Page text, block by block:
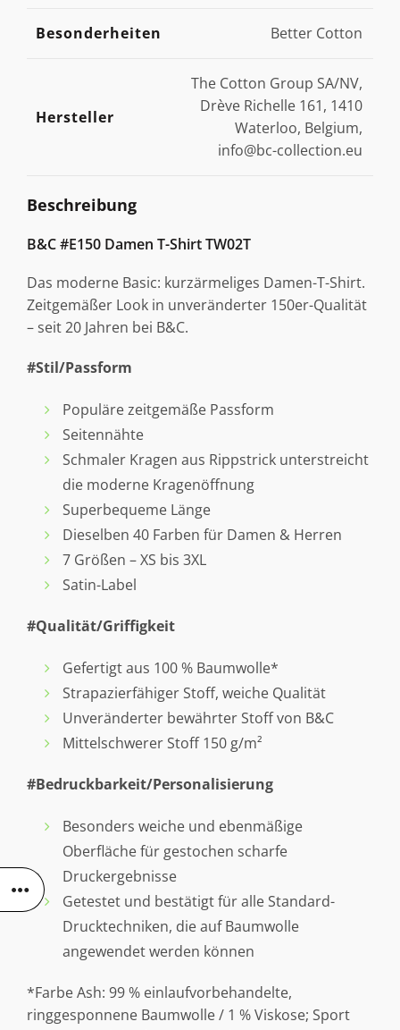
Besonderheiten Better Cotton
Hersteller
The Cotton Group SA/NV,
Drève Richelle 161, 1410
Waterloo, Belgium,
info@bc-collection.eu
Beschreibung
B&C #E150 Damen T-Shirt TW02T
Das moderne Basic: kurzärmeliges Damen-T-Shirt.
Zeitgemäßer Look in unveränderter 150er-Qualität
– seit 20 Jahren bei B&C.
#Stil/Passform
Populäre zeitgemäße Passform
Seitennähte
Schmaler Kragen aus Rippstrick unterstreicht
die moderne Kragenöffnung
Superbequeme Länge
Dieselben 40 Farben für Damen & Herren
7 Größen – XS bis 3XL
Satin-Label
#Qualität/Griffigkeit
Gefertigt aus 100 % Baumwolle*
Strapazierfähiger Stoff, weiche Qualität
Unveränderter bewährter Stoff von B&C
Mittelschwerer Stoff 150 g/m²
#Bedruckbarkeit/Personalisierung
Besonders weiche und ebenmäßige
Oberfläche für gestochen scharfe
Druckergebnisse
Getestet und bestätigt für alle Standard-
Drucktechniken, die auf Baumwolle
angewendet werden können
*Farbe Ash: 99 % einlaufvorbehandelte,
ringgesponnene Baumwolle / 1 % Viskose; Sport